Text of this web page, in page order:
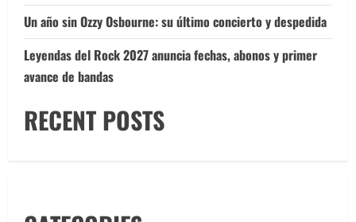
Un año sin Ozzy Osbourne: su último concierto y despedida
Leyendas del Rock 2027 anuncia fechas, abonos y primer
avance de bandas
RECENT POSTS